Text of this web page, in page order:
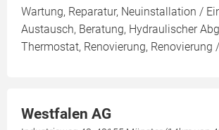
Wartung, Reparatur, Neuinstallation /
Austausch, Beratung, Hydraulischer
Thermostat, Renovierung, Renovierung
Westfalen AG